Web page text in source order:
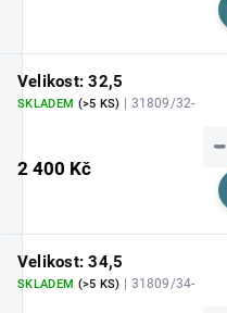
Velikost: 32,5
SKLADEM (>5 KS) | 31809/32-
2 400 Kč
−
Velikost: 34,5
SKLADEM (>5 KS) | 31809/34-